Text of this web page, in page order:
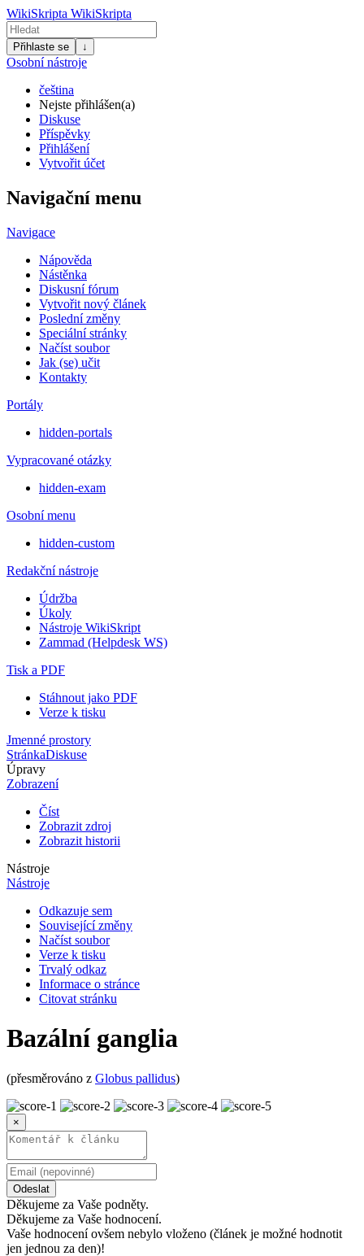
WikiSkripta WikiSkripta
Přihlaste se ↓
Osobní nástroje
čeština
Nejste přihlášen(a)
Diskuse
Příspěvky
Přihlášení
Vytvořit účet
Navigační menu
Navigace
Nápověda
Nástěnka
Diskusní fórum
Vytvořit nový článek
Poslední změny
Speciální stránky
Načíst soubor
Jak (se) učit
Kontakty
Portály
hidden-portals
Vypracované otázky
hidden-exam
Osobní menu
hidden-custom
Redakční nástroje
Údržba
Úkoly
Nástroje WikiSkript
Zammad (Helpdesk WS)
Tisk a PDF
Stáhnout jako PDF
Verze k tisku
Jmenné prostory
StránkaDiskuse
Úpravy
Zobrazení
Číst
Zobrazit zdroj
Zobrazit historii
Nástroje
Nástroje
Odkazuje sem
Související změny
Načíst soubor
Verze k tisku
Trvalý odkaz
Informace o stránce
Citovat stránku
Bazální ganglia
(přesměrováno z Globus pallidus)
×
Odeslat
Děkujeme za Vaše podněty.
Děkujeme za Vaše hodnocení.
Vaše hodnocení ovšem nebylo vloženo (článek je možné hodnotit
jen jednou za den)!